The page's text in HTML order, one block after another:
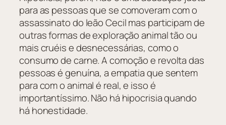
para as pessoas que se comoveram com o
assassinato do leão Cecil mas participam de
outras formas de exploração animal tão ou
mais cruéis e desnecessárias, como o
consumo de carne. A comoção e revolta das
pessoas é genuína, a empatia que sentem
para com o animal é real, e isso é
importantíssimo. Não há hipocrisia quando
há honestidade.